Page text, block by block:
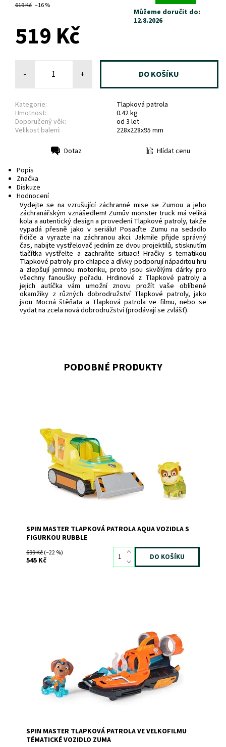
619 Kč –16 %
Můžeme doručit do:
12.8.2026
519 Kč
- +
Kategorie:
Tlapková patrola
Hmotnost:
0.42 kg
Doporučený věk:
od 3 let
Velikost balení:
228x228x95 mm
Dotaz
Hlídat cenu
Popis
Značka
Diskuze
Hodnocení
Vydejte se na vzrušující záchranné mise se Zumou a jeho
záchranářským vznášedlem! Zumův monster truck má veliká
kola a autentický design a provedení Tlapkové patroly, takže
vypadá přesně jako v seriálu! Posaďte Zumu na sedadlo
řidiče a vyrazte na záchranou akci. Jakmile přijde správný
čas, nabijte vystřelovač jedním ze dvou projektilů, stisknutím
tlačítka vystřelte a zachraňte situaci! Hračky s tematikou
Tlapkové patroly pro chlapce a dívky podporují nápaditou hru
a zlepšují jemnou motoriku, proto jsou skvělými dárky pro
všechny fanoušky pořadu. Hrdinové z Tlapkové patroly a
jejich autíčka vám umožní znovu prožít vaše oblíbené
okamžiky z různých dobrodružství Tlapkové patroly, jako
jsou Mocná štěňata a Tlapková patrola ve filmu, nebo se
vydat na zcela nová dobrodružství (prodávají se zvlášť).
PODOBNÉ PRODUKTY
Dostupnost:
Kód:
10806
Značka:
SPIN MASTER
SPIN MASTER TLAPKOVÁ PATROLA AQUA VOZIDLA S
FIGURKOU RUBBLE
699 Kč(–22 %)
545 Kč
SPIN MASTER TLAPKOVÁ PATROLA VE VELKOFILMU
TÉMATICKÉ VOZIDLO ZUMA